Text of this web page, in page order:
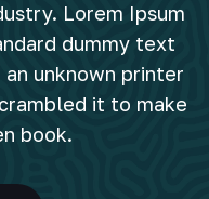
solar em
Lorem Ipsum
dummy text
unknown printer
it to make
book.